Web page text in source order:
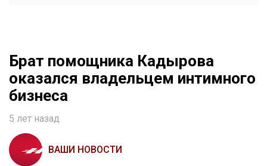
Брат помощника Кадырова
оказался владельцем интимного
бизнеса
5 лет назад
ВАШИ НОВОСТИ